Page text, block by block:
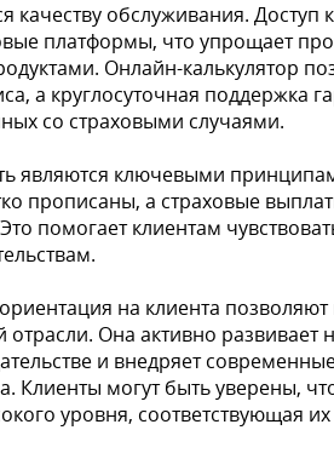
качеству обслуживания. Доступ
платформы, что упрощает
Онлайн-калькулятор
а круглосуточная поддержка
со страховыми случаями.
являются ключевыми
прописаны, а страховые
помогает клиентам
на клиента
Она активно развивает
и внедряет
Клиенты могут быть уверены,
уровня, соответствующая